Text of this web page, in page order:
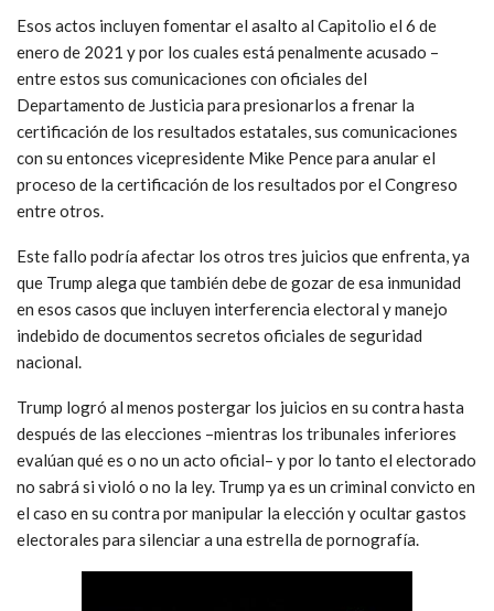
Esos actos incluyen fomentar el asalto al Capitolio el 6 de
enero de 2021 y por los cuales está penalmente acusado –
entre estos sus comunicaciones con oficiales del
Departamento de Justicia para presionarlos a frenar la
certificación de los resultados estatales, sus comunicaciones
con su entonces vicepresidente Mike Pence para anular el
proceso de la certificación de los resultados por el Congreso
entre otros.
Este fallo podría afectar los otros tres juicios que enfrenta, ya
que Trump alega que también debe de gozar de esa inmunidad
en esos casos que incluyen interferencia electoral y manejo
indebido de documentos secretos oficiales de seguridad
nacional.
Trump logró al menos postergar los juicios en su contra hasta
después de las elecciones –mientras los tribunales inferiores
evalúan qué es o no un acto oficial– y por lo tanto el electorado
no sabrá si violó o no la ley. Trump ya es un criminal convicto en
el caso en su contra por manipular la elección y ocultar gastos
electorales para silenciar a una estrella de pornografía.